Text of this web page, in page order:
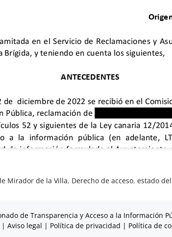
Mirador de la Villa, Derecho de acceso,estado
de Transparencia y Acceso a la Información
| Aviso legal | Política de privacidad | Política de